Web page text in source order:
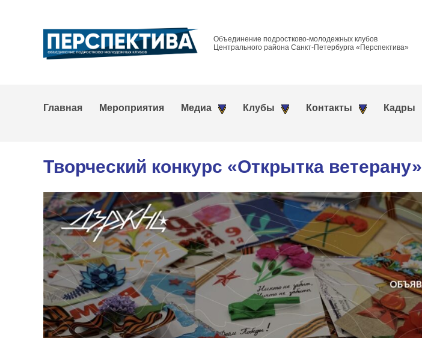
Объединение подростково-молодежных клубов
Центрального района Санкт-Петербурга «Перспектива»
Главная Мероприятия Медиа Клубы Контакты Кадры
Творческий конкурс «Открытка ветерану»